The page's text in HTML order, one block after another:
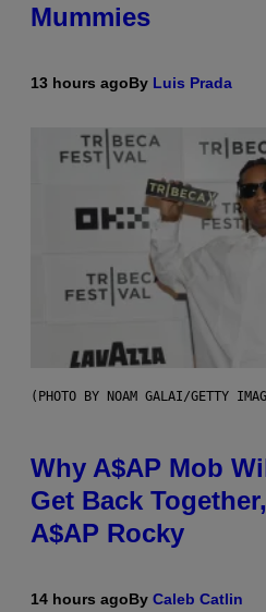
Mummies
13 hours agoBy Luis Prada
(PHOTO BY NOAM GALAI/GETTY
Why A$AP Mob
Get Back
A$AP Rocky
14 hours agoBy Caleb Catlin